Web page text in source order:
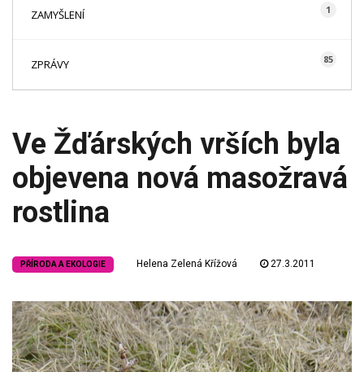
ZAMYŠLENÍ 1
ZPRÁVY 85
Ve Žďárských vrších byla
objevena nová masožravá
rostlina
PŘÍRODA A EKOLOGIE Helena Zelená Křížová 27.3.2011